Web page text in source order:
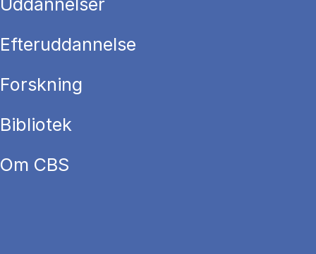
Uddannelser
Efteruddannelse
Forskning
Bibliotek
Om CBS